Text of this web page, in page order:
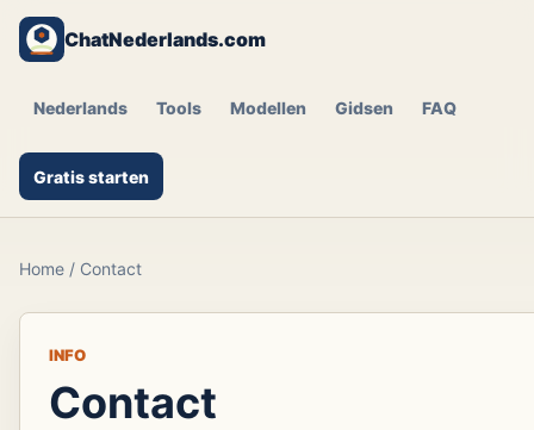
ChatNederlands.com
Nederlands Tools Modellen Gidsen FAQ
Gratis starten
Home / Contact
INFO
Contact